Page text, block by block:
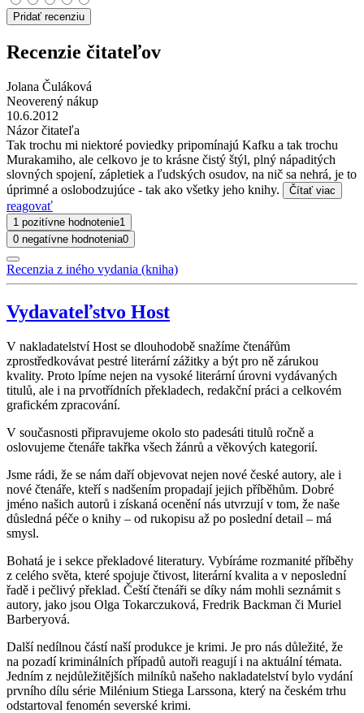
Pridať recenziu
Recenzie čitateľov
Jolana Čuláková
Neoverený nákup
10.6.2012
Názor čitateľa
Tak trochu mi niektoré poviedky pripomínajú Kafku a tak trochu
Murakamiho, ale celkovo je to krásne čistý štýl, plný nápaditých
slovných spojení, zápletiek a ľudských osudov, na nič sa nehrá, je to
úprimné a oslobodzujúce - tak ako všetky jeho knihy.
Čítať viac
reagovať
1 pozitívne hodnotenie1
0 negatívne hodnotenia0
Recenzia z iného vydania (kniha)
Vydavateľstvo Host
V nakladatelství Host se dlouhodobě snažíme čtenářům
zprostředkovávat pestré literární zážitky a být pro ně zárukou
kvality. Proto lpíme nejen na vysoké literární úrovni vydávaných
titulů, ale i na prvotřídních překladech, redakční práci a celkovém
grafickém zpracování.
V současnosti připravujeme okolo sto padesáti titulů ročně a
oslovujeme čtenáře takřka všech žánrů a věkových kategorií.
Jsme rádi, že se nám daří objevovat nejen nové české autory, ale i
nové čtenáře, kteří s nadšením propadají jejich příběhům. Dobré
jméno našich autorů i získaná ocenění nás utvrzují v tom, že naše
důsledná péče o knihy – od rukopisu až po poslední detail – má
smysl.
Bohatá je i sekce překladové literatury. Vybíráme rozmanité příběhy
z celého světa, které spojuje čtivost, literární kvalita a v neposlední
řadě i pečlivý překlad. Čeští čtenáři se díky nám mohli seznámit s
autory, jako jsou Olga Tokarczuková, Fredrik Backman či Muriel
Barberyová.
Další nedílnou částí naší produkce je krimi. Je pro nás důležité, že
na pozadí kriminálních případů autoři reagují i na aktuální témata.
Jedním z nejdůležitějších milníků našeho nakladatelství bylo vydání
prvního dílu série Milénium Stiega Larssona, který na českém trhu
odstartoval fenomén severské krimi.